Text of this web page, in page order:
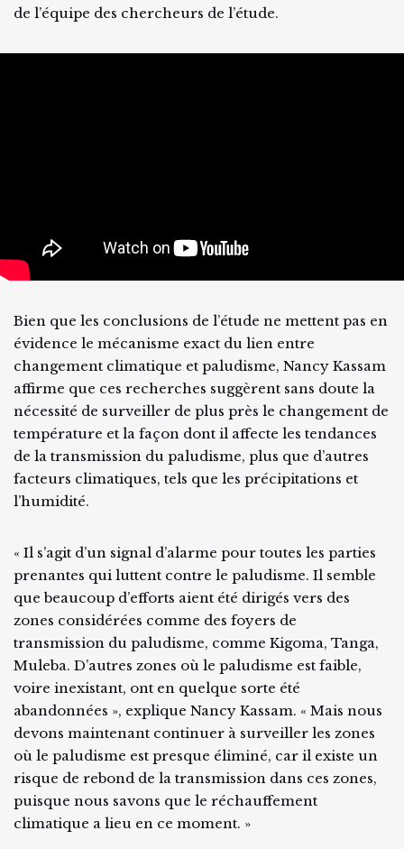
de l’équipe des chercheurs de l’étude.
Bien que les conclusions de l’étude ne mettent pas en
évidence le mécanisme exact du lien entre
changement climatique et paludisme, Nancy Kassam
affirme que ces recherches suggèrent sans doute la
nécessité de surveiller de plus près le changement de
température et la façon dont il affecte les tendances
de la transmission du paludisme, plus que d’autres
facteurs climatiques, tels que les précipitations et
l’humidité.
« Il s’agit d’un signal d’alarme pour toutes les parties
prenantes qui luttent contre le paludisme. Il semble
que beaucoup d’efforts aient été dirigés vers des
zones considérées comme des foyers de
transmission du paludisme, comme Kigoma, Tanga,
Muleba. D’autres zones où le paludisme est faible,
voire inexistant, ont en quelque sorte été
abandonnées », explique Nancy Kassam. « Mais nous
devons maintenant continuer à surveiller les zones
où le paludisme est presque éliminé, car il existe un
risque de rebond de la transmission dans ces zones,
puisque nous savons que le réchauffement
climatique a lieu en ce moment. »